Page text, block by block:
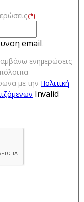
(*)
email.
ενημερώσεις
με την Πολιτική
Invalid